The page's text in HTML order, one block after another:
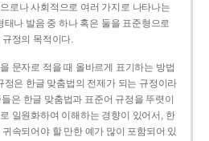
로나 사회적으로 여러 가지로 나타나는
태나 발음 중 하나 혹은 둘을 표준형으로
정의 목적이다.
문자로 적을 때 올바르게 표기하는 방법
정은 한글 맞춤법의 전제가 되는 규정이라
은 한글 맞춤법과 표준어 규정을 뚜렷이
일원화하여 이해하는 경향이 있어서, 한
속되어야 할 만한 예가 많이 포함되어 있